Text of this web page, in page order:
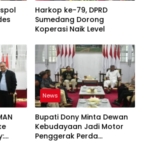
Harkop ke-79, DPRD
Sumedang Dorong
Koperasi Naik Level
News
Bupati Dony Minta Dewan
Kebudayaan Jadi Motor
Penggerak Perda